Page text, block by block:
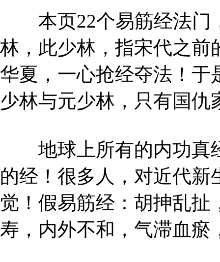
本页22个易筋经法门
林，此少林，指宋代之前
华夏，一心抢经夺法！于
少林与元少林，只有国仇
地球上所有的内功真
的经！很多人，对近代
觉！假易筋经：胡抻乱
寿，内外不和，气滞血瘀